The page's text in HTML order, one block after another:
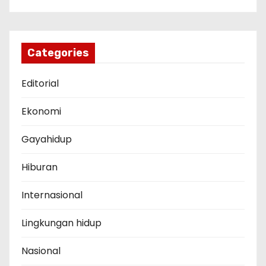
Categories
Editorial
Ekonomi
Gayahidup
Hiburan
Internasional
Lingkungan hidup
Nasional